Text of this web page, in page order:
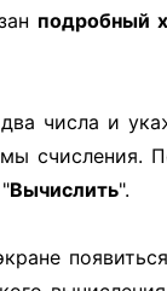
подробный
числа и
счисления.
Вычислить".